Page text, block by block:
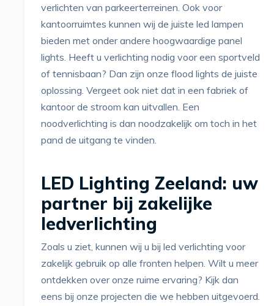
verlichten van parkeerterreinen. Ook voor
kantoorruimtes kunnen wij de juiste led lampen
bieden met onder andere hoogwaardige panel
lights. Heeft u verlichting nodig voor een sportveld
of tennisbaan? Dan zijn onze flood lights de juiste
oplossing. Vergeet ook niet dat in een fabriek of
kantoor de stroom kan uitvallen. Een
noodverlichting is dan noodzakelijk om toch in het
pand de uitgang te vinden.
LED Lighting Zeeland: uw
partner bij zakelijke
ledverlichting
Zoals u ziet, kunnen wij u bij led verlichting voor
zakelijk gebruik op alle fronten helpen. Wilt u meer
ontdekken over onze ruime ervaring? Kijk dan
eens bij onze projecten die we hebben uitgevoerd.